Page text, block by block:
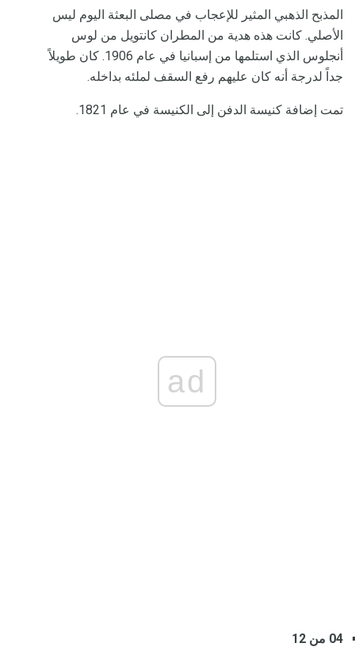
المذبح الذهبي المثير للإعجاب في مصلى البعثة اليوم ليس
الأصلي. كانت هذه هدية من المطران كانتويل من لوس
أنجلوس الذي استلمها من إسبانيا في عام 1906. كان طويلاً
جداً لدرجة أنه كان عليهم رفع السقف لملئه بداخله.
تمت إضافة كنيسة الدفن إلى الكنيسة في عام 1821.
ad
04 من 12